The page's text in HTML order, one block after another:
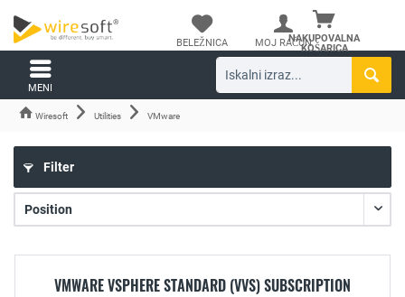
NAKUPOVALNA
KOŠARICA
BELEŽNICA MOJ RAČUN
MENI
Wiresoft Utilities VMware
Filter
VMWARE VSPHERE STANDARD (VVS) SUBSCRIPTION